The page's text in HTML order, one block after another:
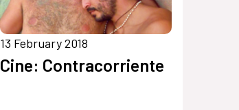
13 February 2018
Cine: Contracorriente